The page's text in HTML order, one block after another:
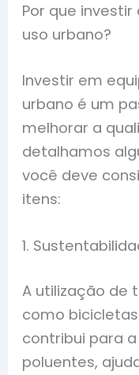
Por que
uso urbano?
Investir em
urbano é um
melhorar a
detalhamos
você deve
itens:
1.
A utilização de
como
contribui para
poluentes,